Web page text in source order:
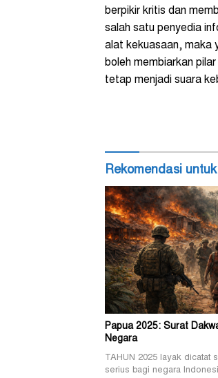
berpikir kritis dan
salah satu penyedia
alat kekuasaan, maka
boleh membiarkan
tetap menjadi suara
Rekomendasi
Papua 2025: Surat
Negara
TAHUN 2025 layak dicatat
serius bagi negara